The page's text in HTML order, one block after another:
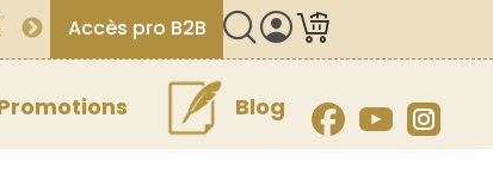
Accès pro B2B
Blog Facebook
YouTube